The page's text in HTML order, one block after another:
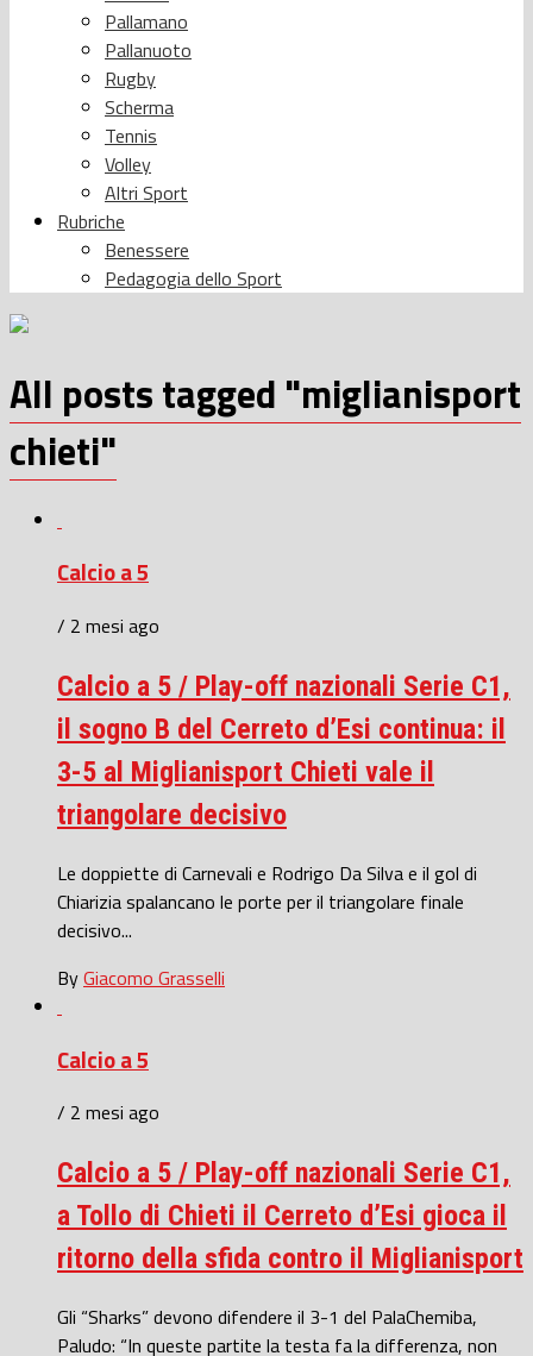
Pallamano
Pallanuoto
Rugby
Scherma
Tennis
Volley
Altri Sport
Rubriche
Benessere
Pedagogia dello Sport
All posts tagged "miglianisport
chieti"
Calcio a 5
/ 2 mesi ago
Calcio a 5 / Play-off nazionali Serie C1,
il sogno B del Cerreto d’Esi continua: il
3-5 al Miglianisport Chieti vale il
triangolare decisivo
Le doppiette di Carnevali e Rodrigo Da Silva e il gol di
Chiarizia spalancano le porte per il triangolare finale
decisivo...
ByGiacomo Grasselli
Calcio a 5
/ 2 mesi ago
Calcio a 5 / Play-off nazionali Serie C1,
a Tollo di Chieti il Cerreto d’Esi gioca il
ritorno della sfida contro il Miglianisport
Gli “Sharks” devono difendere il 3-1 del PalaChemiba,
Paludo: “In queste partite la testa fa la differenza, non